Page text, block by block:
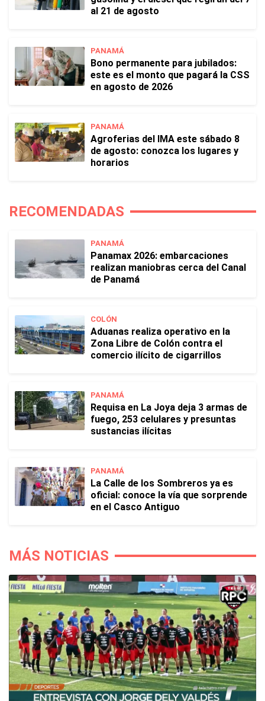
al 21 de agosto
PANAMÁ
Bono permanente para jubilados:
este es el monto que pagará la CSS
en agosto de 2026
PANAMÁ
Agroferias del IMA este sábado 8
de agosto: conozca los lugares y
horarios
RECOMENDADAS
PANAMÁ
Panamax 2026: embarcaciones
realizan maniobras cerca del Canal
de Panamá
COLÓN
Aduanas realiza operativo en la
Zona Libre de Colón contra el
comercio ilícito de cigarrillos
PANAMÁ
Requisa en La Joya deja 3 armas de
fuego, 253 celulares y presuntas
sustancias ilícitas
PANAMÁ
La Calle de los Sombreros ya es
oficial: conoce la vía que sorprende
en el Casco Antiguo
MÁS NOTICIAS